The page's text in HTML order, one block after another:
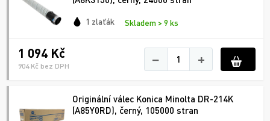
1 zlaťák Skladem > 9 ks
1 094 Kč
904 Kč bez DPH − +
Originální válec Konica Minolta DR-214K
(A85Y0RD), černý, 105000 stran